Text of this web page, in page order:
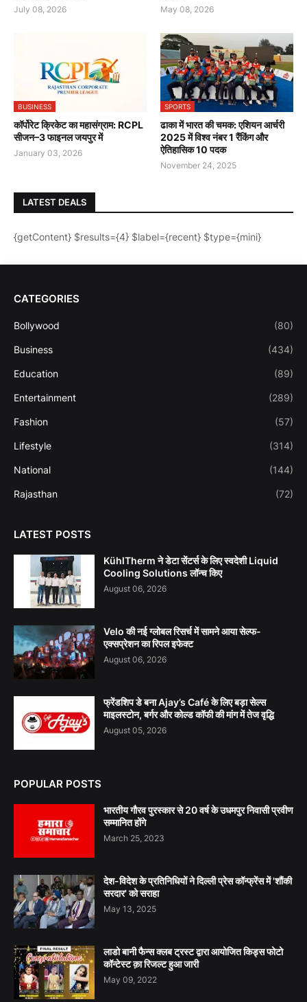
July 08, 2026 May 08, 2026
BUSINESS
कॉर्पोरेट क्रिकेट का महासंग्राम: RCPL
सीजन–3 फाइनल जयपुर में
January 03, 2026
SPORTS
ढाका में भारत की चमक: एशियन आर्चरी
2025 में विश्व नंबर 1 रैंकिंग और
ऐतिहासिक 10 पदक
November 24, 2025
LATEST DEALS
{getContent} $results={4} $label={recent} $type={mini}
CATEGORIES
Bollywood (80)
Business (434)
Education (89)
Entertainment (289)
Fashion (57)
Lifestyle (314)
National (144)
Rajasthan (72)
LATEST POSTS
KühlTherm ने डेटा सेंटर्स के लिए स्वदेशी Liquid
Cooling Solutions लॉन्च किए
August 06, 2026
Velo की नई ग्लोबल रिसर्च में सामने आया सेल्फ-
एक्सप्रेशन का रिपल इफेक्ट
August 06, 2026
फ्रेंडशिप डे बना Ajay’s Café के लिए बड़ा सेल्स
माइलस्टोन, बर्गर और कोल्ड कॉफी की मांग में तेज वृद्धि
August 05, 2026
POPULAR POSTS
भारतीय गौरव पुरस्कार से 20 वर्ष के उधमपुर निवासी प्रवीण
सम्मानित होंगे
March 25, 2023
देश-विदेश के प्रतिनिधियों ने दिल्ली प्रेस कॉन्फ्रेंस में 'शौंकी
सरदार' को सराहा
May 13, 2025
लाडो बानी फैन्स क्लब ट्रस्ट द्वारा आयोजित किड्स फोटो
कॉन्टेस्ट क़ा रिजल्ट हुआ जारी
May 09, 2022